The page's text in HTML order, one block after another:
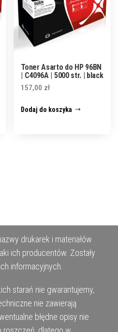
Toner Asarto do HP 96BN
| C4096A | 5000 str. | black
157,00 zł
Dodaj do koszyka
drukarek i materiałów
ich producentów. Zostały
informacyjnych.
starań nie gwarantujemy,
nie zawierają
błędne opisy nie